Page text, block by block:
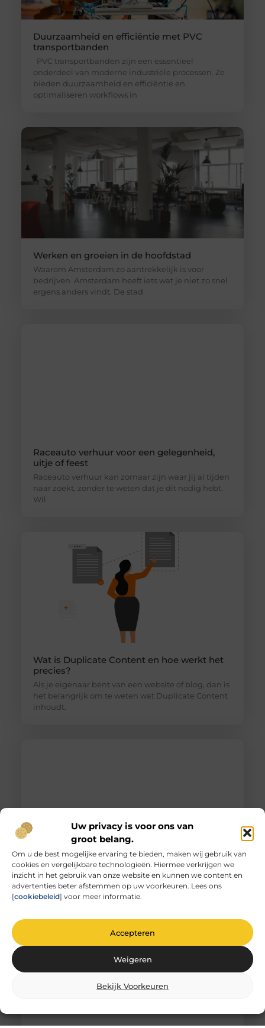
Uw privacy is voor ons van
groot belang.
Om u de best mogelijke ervaring te bieden, maken wij gebruik van
cookies en vergelijkbare technologieën. Hiermee verkrijgen we
inzicht in het gebruik van onze website en kunnen we content en
advertenties beter afstemmen op uw voorkeuren. Lees ons
[cookiebeleid] voor meer informatie.
Accepteren
Weigeren
Bekijk Voorkeuren
Duurzaamheid en efficiëntie met PVC
transportbanden
PVC transportbanden zijn een essentieel
onderdeel van moderne industriële processen. Ze
bieden duurzaamheid en efficiëntie en
optimaliseren workflows in
Werken en groeien in de hoofdstad
Waarom Amsterdam zo aantrekkelijk is voor
bedrijven Amsterdam heeft iets wat je niet zo snel
ergens anders vindt. De stad
Raceauto verhuur voor een gelegenheid,
uitje of feest
Raceauto verhuur kan zomaar zijn waar jij al tijden
naar zoekt, zonder te weten dat je dit nodig hebt.
Wil
Wat is Duplicate Content en hoe werkt het
precies?
Als je eigenaar bent van een website of blog, dan is
het belangrijk om te weten wat Duplicate Content
inhoudt.
Unieke herinneringen vervat in gegraveerd
glas
De magie van glas graveren Heb je ooit
stilgestaan bij de magie van glas graveren? Het is